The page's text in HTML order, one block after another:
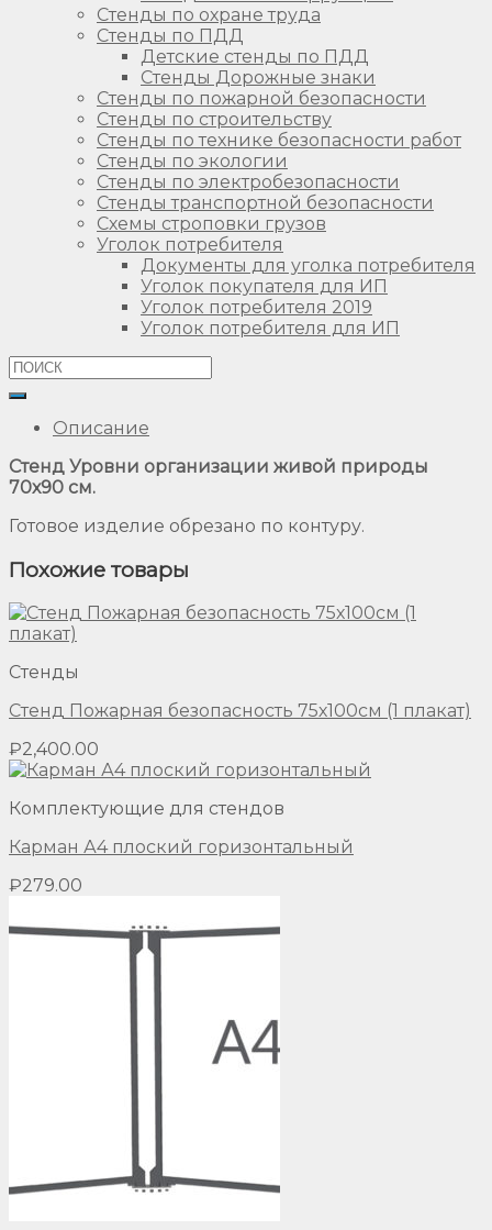
Стенды по охране труда
Стенды по ПДД
Детские стенды по ПДД
Стенды Дорожные знаки
Стенды по пожарной безопасности
Стенды по строительству
Стенды по технике безопасности работ
Стенды по экологии
Стенды по электробезопасности
Стенды транспортной безопасности
Схемы строповки грузов
Уголок потребителя
Документы для уголка потребителя
Уголок покупателя для ИП
Уголок потребителя 2019
Уголок потребителя для ИП
Описание
Стенд Уровни организации живой природы
70х90 см.
Готовое изделие обрезано по контуру.
Похожие товары
Стенды
Стенд Пожарная безопасность 75х100см (1 плакат)
₽2,400.00
Комплектующие для стендов
Карман А4 плоский горизонтальный
₽279.00